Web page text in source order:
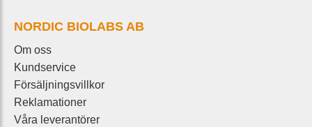
NORDIC BIOLABS AB
Om oss
Kundservice
Försäljningsvillkor
Reklamationer
Våra leverantörer